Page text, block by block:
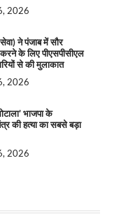
2026
ने पंजाब में सौर
के लिए पीएसपीसीएल
से की मुलाकात
2026
भाजपा के
की हत्या का सबसे बड़ा
2026
34-सी, चण्डीगढ़ में
2025
भारत को कमजोर करने
2025